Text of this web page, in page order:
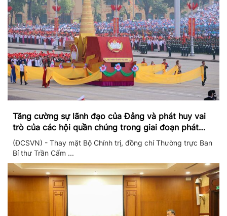
Tăng cường sự lãnh đạo của Đảng và phát huy vai
trò của các hội quần chúng trong giai đoạn phát
triển mới
(ĐCSVN) - Thay mặt Bộ Chính trị, đồng chí Thường trực Ban
Bí thư Trần Cẩm ...